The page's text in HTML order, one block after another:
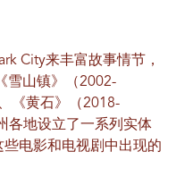
City来丰富故事情节，
雪山镇》（2002-
《黄石》（2018-
各地设立了一系列实体
电影和电视剧中出现的